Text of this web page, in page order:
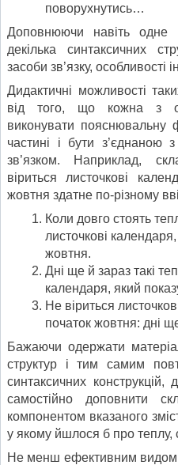
поворухнутись…
Доповнюючи навіть одне
декілька синтаксичних
засоби зв’язку, особливості
Дидактичні можливості
від того, що кожна з
виконувати пояснювальну
частині і бути
зв’язком. Наприклад,
віриться листочкові
жовтня здатне по-різному
Коли довго стоять
листочкові
жовтня.
Дні ще й зараз такі
календаря, який
Не віриться
початок жовтня: дні
Бажаючи одержати
структур і тим самим
синтаксичних
самостійно доповнити
компонентом вказаного
у якому йшлося б про теплу,
Не менш ефективним видом